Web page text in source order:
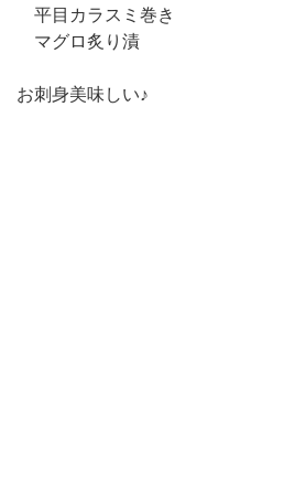
平目カラスミ巻き
マグロ炙り漬
お刺身美味しい♪